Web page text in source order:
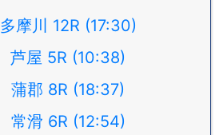
多摩川 12R (17:30)
芦屋 5R (10:38)
蒲郡 8R (18:37)
常滑 6R (12:54)